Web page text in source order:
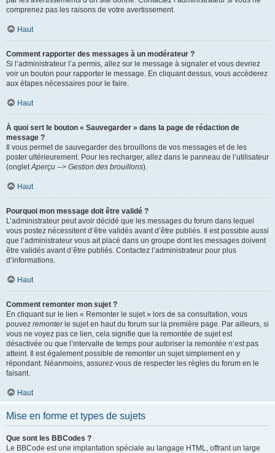
comprenez pas les raisons de votre avertissement.
Haut
Comment rapporter des messages à un modérateur ?
Si l’administrateur l’a permis, allez sur le message à signaler et vous devriez
voir un bouton pour rapporter le message. En cliquant dessus, vous accéderez
aux étapes nécessaires pour le faire.
Haut
À quoi sert le bouton « Sauvegarder » dans la page de rédaction de
message ?
Il vous permet de sauvegarder des brouillons de vos messages et de les
poster ultérieurement. Pour les recharger, allez dans le panneau de l’utilisateur
(ongletAperçu --> Gestion des brouillons).
Haut
Pourquoi mon message doit être validé ?
L’administrateur peut avoir décidé que les messages du forum dans lequel
vous postez nécessitent d’être validés avant d’être publiés. Il est possible aussi
que l’administrateur vous ait placé dans un groupe dont les messages doivent
être validés avant d’être publiés. Contactez l’administrateur pour plus
d’informations.
Haut
Comment remonter mon sujet ?
En cliquant sur le lien « Remonter le sujet » lors de sa consultation, vous
pouvez remonterle sujet en haut du forum sur la première page. Par ailleurs, si
vous ne voyez pas ce lien, cela signifie que la remontée de sujet est
désactivée ou que l’intervalle de temps pour autoriser la remontée n’est pas
atteint. Il est également possible de remonter un sujet simplement en y
répondant. Néanmoins, assurez-vous de respecter les règles du forum en le
faisant.
Haut
Mise en forme et types de sujets
Que sont les BBCodes ?
Le BBCode est une implantation spéciale au langage HTML, offrant un large